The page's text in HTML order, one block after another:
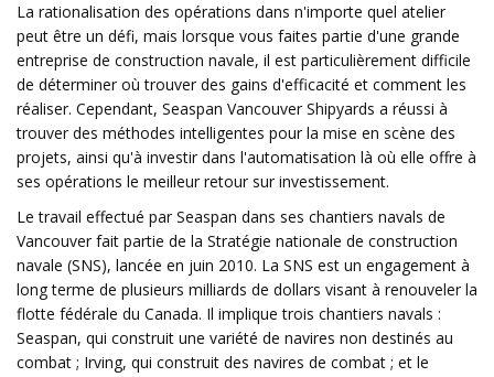
La rationalisation des opérations dans n'importe quel atelier
peut être un défi, mais lorsque vous faites partie d'une grande
entreprise de construction navale, il est particulièrement difficile
de déterminer où trouver des gains d'efficacité et comment les
réaliser. Cependant, Seaspan Vancouver Shipyards a réussi à
trouver des méthodes intelligentes pour la mise en scène des
projets, ainsi qu'à investir dans l'automatisation là où elle offre à
ses opérations le meilleur retour sur investissement.
Le travail effectué par Seaspan dans ses chantiers navals de
Vancouver fait partie de la Stratégie nationale de construction
navale (SNS), lancée en juin 2010. La SNS est un engagement à
long terme de plusieurs milliards de dollars visant à renouveler la
flotte fédérale du Canada. Il implique trois chantiers navals :
Seaspan, qui construit une variété de navires non destinés au
combat ; Irving, qui construit des navires de combat ; et le